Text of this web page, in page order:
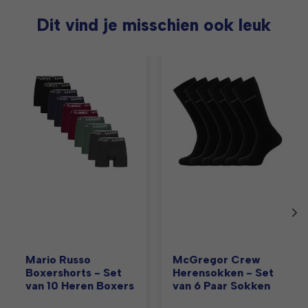
Dit vind je misschien ook leuk
Mario Russo
Boxershorts - Set
van 10 Heren Boxers
McGregor Crew
Herensokken - Set
van 6 Paar Sokken